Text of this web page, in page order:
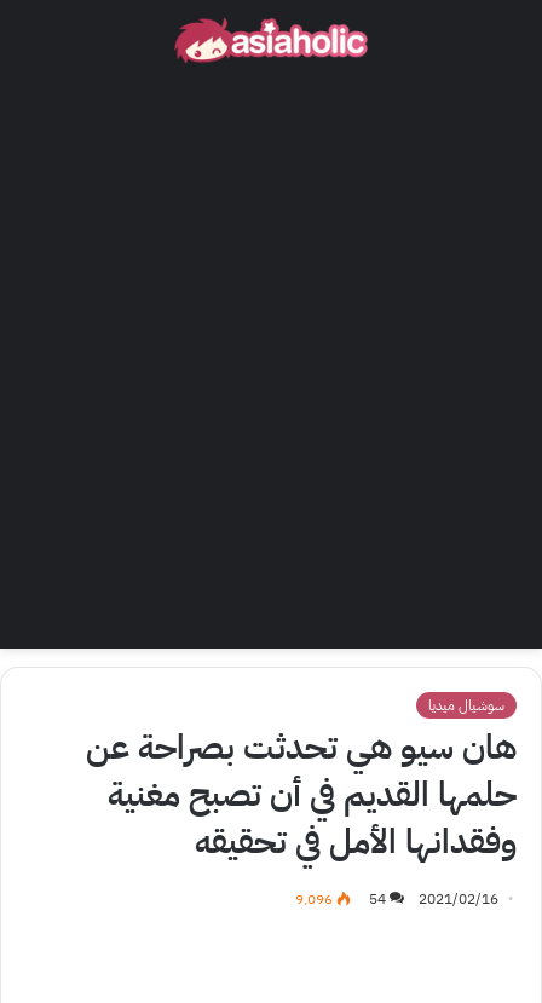
سوشيال ميديا
هان سيو هي تحدثت بصراحة عن
حلمها القديم في أن تصبح مغنية
وفقدانها الأمل في تحقيقه
2021/02/16
54 9٬096